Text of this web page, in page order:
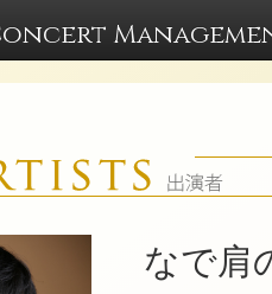
なで肩